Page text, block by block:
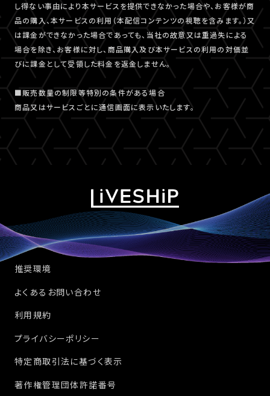
し得ない事由により本サービスを提供できなかった場合や、お客様が商
品の購入、本サービスの利用（本配信コンテンツの視聴を含みます。）又
は課金ができなかった場合であっても、当社の故意又は重過失による
場合を除き、お客様に対し、商品購入及び本サービスの利用の対価並
びに課金として受領した料金を返金しません。
■販売数量の制限等特別の条件がある場合
商品又はサービスごとに通信画面に表示いたします。
推奨環境
よくあるお問い合わせ
利用規約
プライバシーポリシー
特定商取引法に基づく表示
著作権管理団体許諾番号